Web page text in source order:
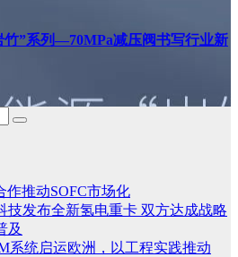
竹”系列—70MPa减压阀书写行业新
作推动SOFC市场化
技发布全新氢电重卡 双方达成战略
及
系统启运欧洲，以工程实践推动